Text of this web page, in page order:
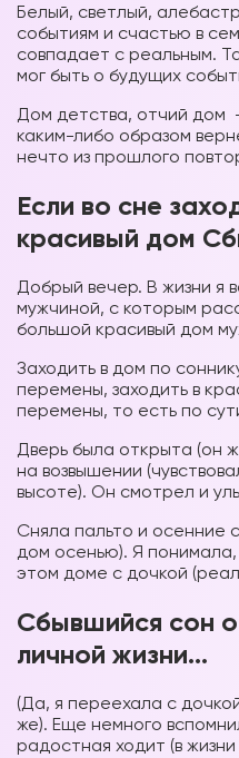
Белый, светлый,
событиям и счастью в
совпадает с реальным.
мог быть о будущих
Дом детства, отчий дом
каким-либо образом
нечто из прошлого
Если во сне
красивый дом
Добрый вечер. В жизни я
мужчиной, с которым
большой красивый дом
Заходить в дом по
перемены, заходить в
перемены, то есть по
Дверь была открыта (он
на возвышении
высоте). Он смотрел и
Сняла пальто и осенние
дом осенью). Я понимала,
этом доме с дочкой
Сбывшийся сон
личной жизни…
(Да, я переехала с
же). Еще немного
радостная ходит (в